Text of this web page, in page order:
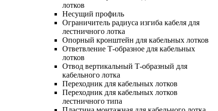
лотков
Несущий профиль
Ограничитель радиуса изгиба кабеля для
лестничного лотка
Опорный кронштейн для кабельных лотков
Ответвление Т-образное для кабельных
лотков
Отвод вертикальный Т-образный для
кабельного лотка
Переходник для кабельных лотков
Переходник для кабельных лотков
лестничного типа